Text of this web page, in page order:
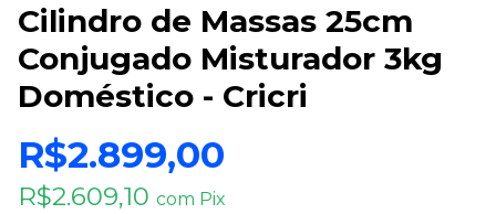
Cilindro de Massas 25cm
Conjugado Misturador 3kg
Doméstico - Cricri
R$2.899,00
R$2.609,10 com Pix